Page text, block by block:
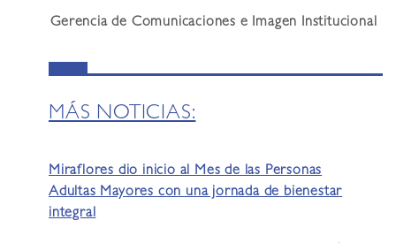
Gerencia de Comunicaciones e Imagen Institucional
MÁS NOTICIAS:
Miraflores dio inicio al Mes de las Personas
Adultas Mayores con una jornada de bienestar
integral